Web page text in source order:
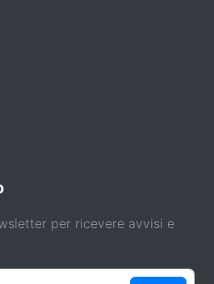
per ricevere avvisi e